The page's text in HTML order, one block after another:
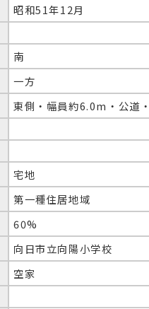
昭和51年12月
南
一方
東側・幅員約6.0m・公道
宅地
第一種住居地域
60%
向日市立向陽小学校
空家